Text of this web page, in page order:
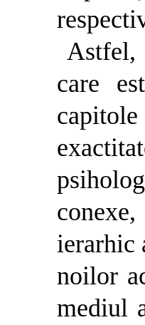
Astfel,
care
ierarhic
noilor
mediul